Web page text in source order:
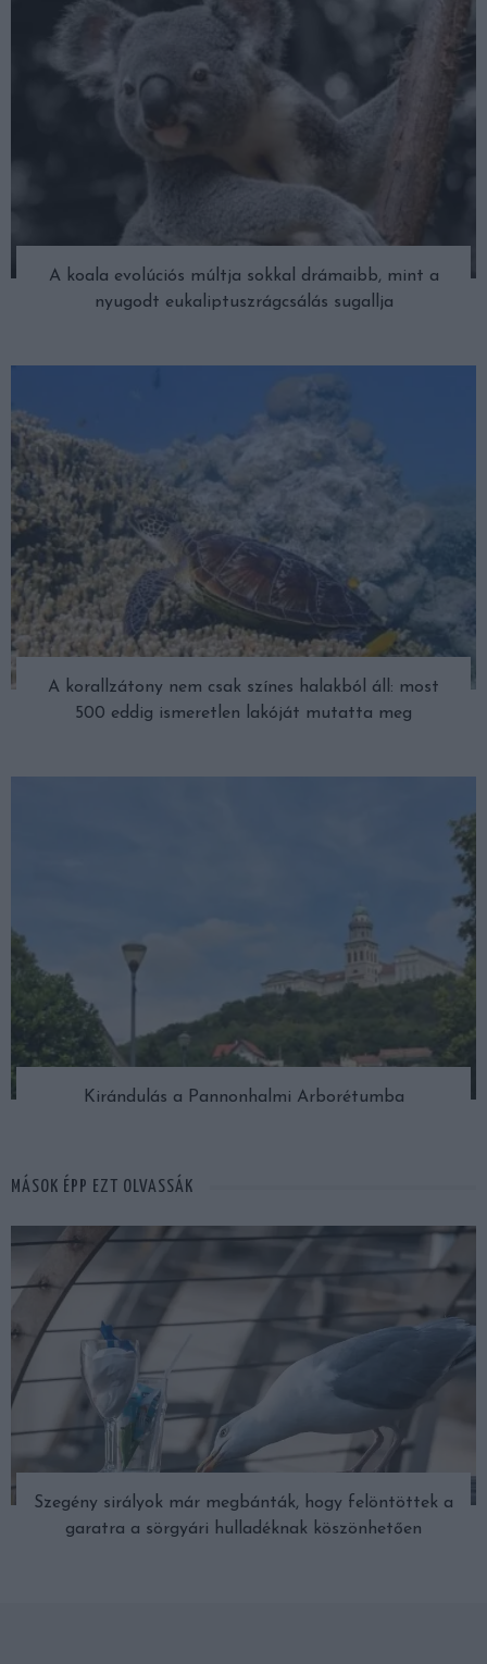
A koala evolúciós múltja sokkal drámaibb, mint a
nyugodt eukaliptuszrágcsálás sugallja
A korallzátony nem csak színes halakból áll: most
500 eddig ismeretlen lakóját mutatta meg
Kirándulás a Pannonhalmi Arborétumba
MÁSOK ÉPP EZT OLVASSÁK
Szegény sirályok már megbánták, hogy felöntöttek a
garatra a sörgyári hulladéknak köszönhetően